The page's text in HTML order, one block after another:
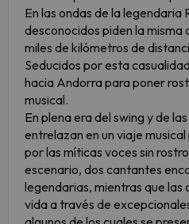
En las ondas de la legendaria
desconocidos piden la misma
miles de kilómetros de
Seducidos por esta
hacia Andorra para poner
musical.
En plena era del swing y de
entrelazan en un viaje
por las míticas voces sin
escenario, dos cantantes
legendarias, mientras que las
vida a través de